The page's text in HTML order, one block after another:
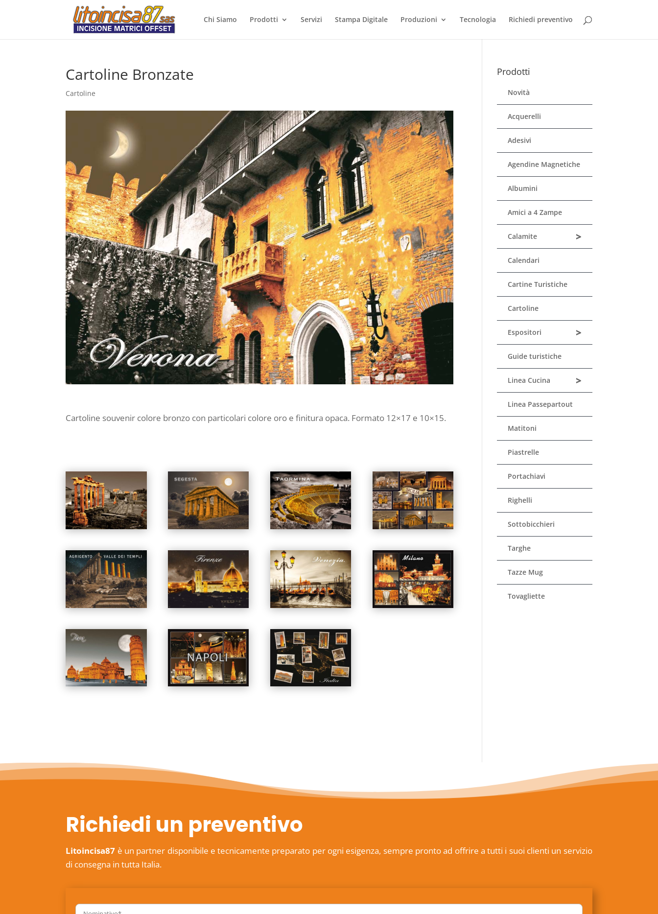
Chi Siamo Prodotti Servizi Stampa Digitale Produzioni Tecnologia Richiedi preventivo
Cartoline Bronzate
Cartoline
Cartoline souvenir colore bronzo con particolari colore oro e finitura opaca. Formato 12×17 e 10×15.
Prodotti
Novità
Acquerelli
Adesivi
Agendine Magnetiche
Albumini
Amici a 4 Zampe
>
Calamite
Calendari
Cartine Turistiche
Cartoline
>
Espositori
Guide turistiche
>
Linea Cucina
Linea Passepartout
Matitoni
Piastrelle
Portachiavi
Righelli
Sottobicchieri
Targhe
Tazze Mug
Tovagliette
Richiedi un preventivo
Litoincisa87 è un partner disponibile e tecnicamente preparato per ogni esigenza, sempre pronto ad offrire a tutti i suoi clienti un servizio
di consegna in tutta Italia.